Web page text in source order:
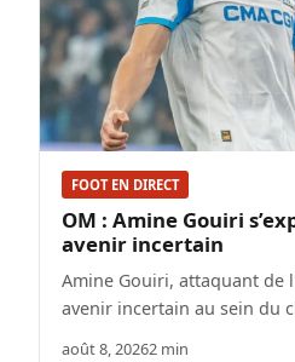
FOOT EN DIRECT
OM : Amine Gouiri
avenir incertain
Amine Gouiri, attaquant de
avenir incertain au sein du
août 8, 20262 min